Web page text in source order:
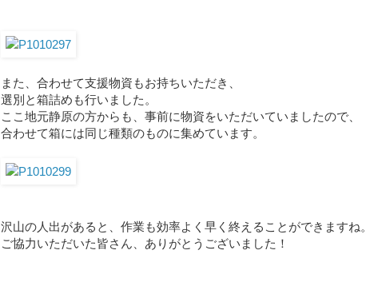
また、合わせて支援物資もお持ちいただき、
選別と箱詰めも行いました。
ここ地元静原の方からも、事前に物資をいただいていましたので、
合わせて箱には同じ種類のものに集めています。
沢山の人出があると、作業も効率よく早く終えることができますね。
ご協力いただいた皆さん、ありがとうございました！